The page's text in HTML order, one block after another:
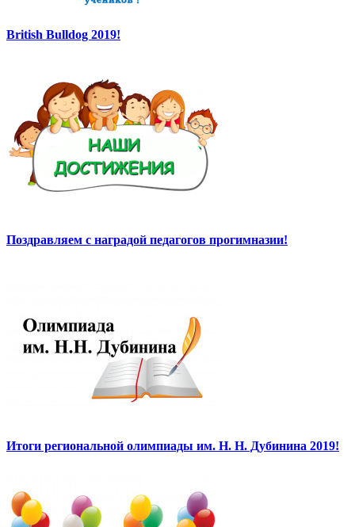
British Bulldog 2019!
Поздравляем с наградой педагогов прогимназии!
Итоги региональной олимпиады им. Н. Н. Дубинина 2019!